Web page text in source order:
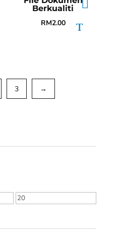
Max
Berkualiti
RM2.00
3 →